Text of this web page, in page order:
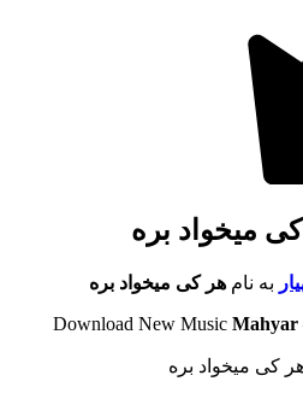
میخواد بره
به نام هر کی میخواد بره
Download New Music Mahyar